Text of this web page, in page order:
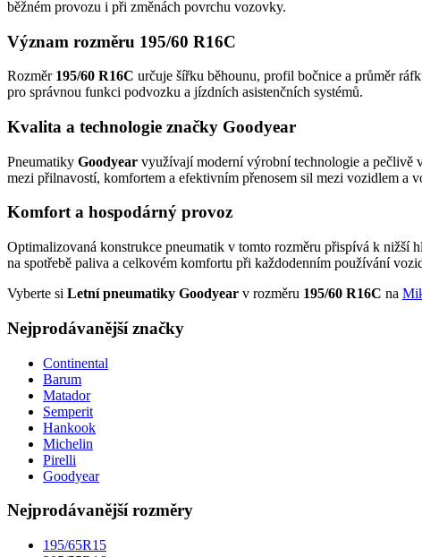
běžném provozu i při změnách povrchu vozovky.
Význam rozměru 195/60 R16C
Rozměr 195/60 R16C určuje šířku běhounu, profil bočnice a průměr
pro správnou funkci podvozku a jízdních asistenčních systémů.
Kvalita a technologie značky Goodyear
Pneumatiky Goodyear využívají moderní výrobní technologie a pečlivě
mezi přilnavostí, komfortem a efektivním přenosem sil mezi vozidlem a
Komfort a hospodárný provoz
Optimalizovaná konstrukce pneumatik v tomto rozměru přispívá k nižší
na spotřebě paliva a celkovém komfortu při každodenním používání
Vyberte si Letní pneumatiky Goodyear v rozměru 195/60 R16C na
Nejprodávanější značky
Continental
Barum
Matador
Semperit
Hankook
Michelin
Pirelli
Goodyear
Nejprodávanější rozměry
195/65R15